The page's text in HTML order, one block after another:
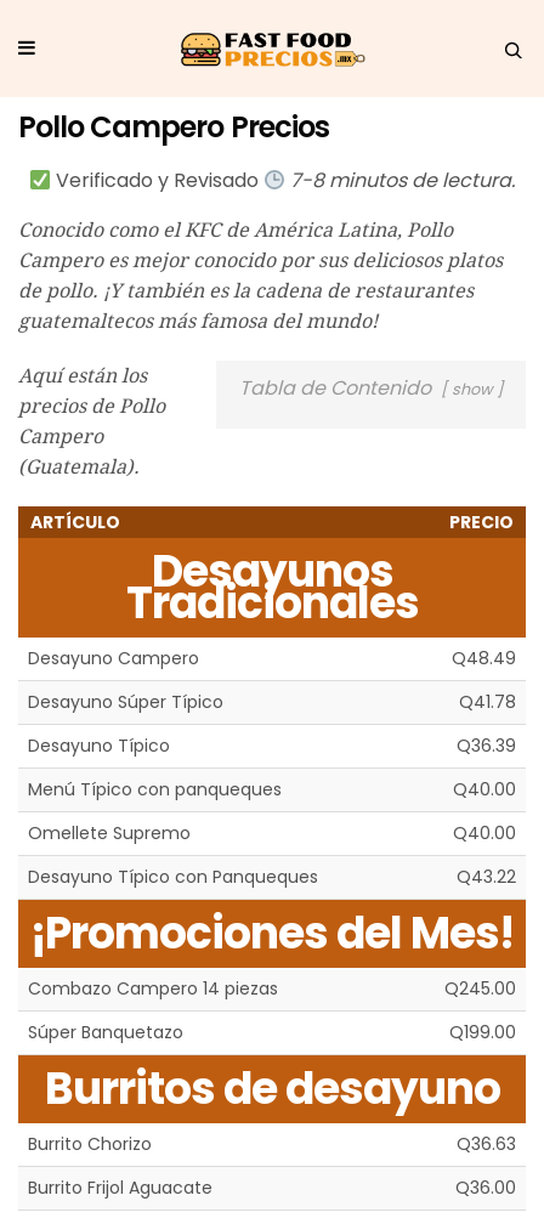
Pollo Campero Precios
Verificado y Revisado 7-8 minutos de lectura.
Conocido como el KFC de América Latina, Pollo
Campero es mejor conocido por sus deliciosos platos
de pollo. ¡Y también es la cadena de restaurantes
guatemaltecos más famosa del mundo!
Tabla de Contenido show
Aquí están los
precios de Pollo
Campero
(Guatemala).
ARTÍCULO PRECIO
Desayunos
Tradicionales
Desayuno Campero
Q48.49
Desayuno Súper Típico
Q41.78
Desayuno Típico
Q36.39
Menú Típico con panqueques
Q40.00
Omellete Supremo
Q40.00
Desayuno Típico con Panqueques
Q43.22
¡Promociones del Mes!
Combazo Campero 14 piezas
Q245.00
Súper Banquetazo
Q199.00
Burritos de desayuno
Burrito Chorizo
Q36.63
Burrito Frijol Aguacate
Q36.00